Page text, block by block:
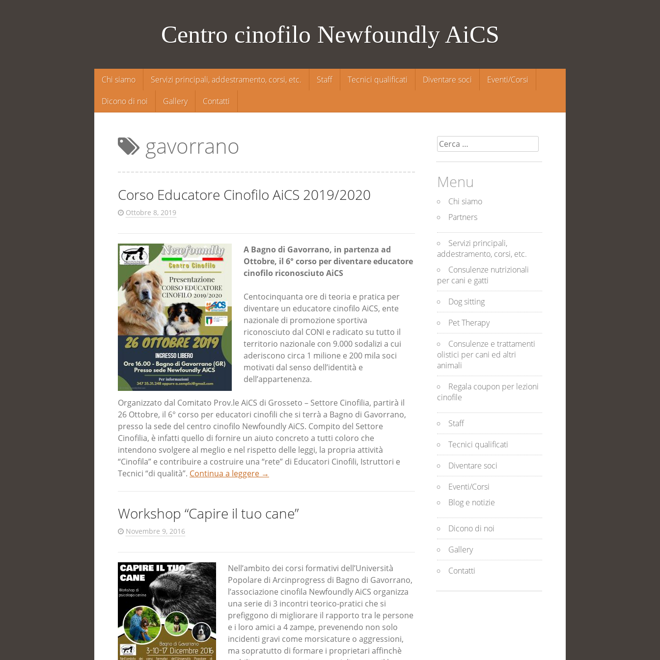
Centro cinofilo Newfoundly AiCS
Salta
contenuto
Chi siamo Servizi principali, addestramento, corsi, etc. Staff Tecnici qualificati Diventare soci
Eventi/Corsi
Dicono di noi
Gallery Contatti
gavorrano
Corso Educatore Cinofilo AiCS 2019/2020
Ottobre 8, 2019
A Bagno di Gavorrano, in partenza ad
Ottobre, il 6° corso per diventare educatore
cinofilo riconosciuto AiCS
Centocinquanta ore di teoria e pratica per
diventare un educatore cinofilo AiCS, ente
nazionale di promozione sportiva
riconosciuto dal CONI e radicato su tutto il
territorio nazionale con 9.000 sodalizi a cui
aderiscono circa 1 milione e 200 mila soci
motivati dal senso dell’identità e
dell’appartenenza.
Organizzato dal Comitato Prov.le AiCS di Grosseto – Settore Cinofilia, partirà il
26 Ottobre, il 6° corso per educatori cinofili che si terrà a Bagno di Gavorrano,
presso la sede del centro cinofilo Newfoundly AiCS. Compito del Settore
Cinofilia, è infatti quello di fornire un aiuto concreto a tutti coloro che
intendono svolgere al meglio e nel rispetto delle leggi, la propria attività
“Cinofila” e contribuire a costruire una “rete” di Educatori Cinofili, Istruttori e
Tecnici “di qualità”. Continua a leggere →
Workshop “Capire il tuo cane”
Novembre 9, 2016
Nell’ambito dei corsi formativi dell’Università
Popolare di Arcinprogress di Bagno di Gavorrano,
l’associazione cinofila Newfoundly AiCS organizza
una serie di 3 incontri teorico-pratici che si
prefiggono di migliorare il rapporto tra le persone
e i loro amici a 4 zampe, prevenendo non solo
incidenti gravi come morsicature o aggressioni,
ma sopratutto di formare i proprietari affinchè
Ricerca
per:
Menu
Chi siamo
Partners
Servizi principali,
addestramento, corsi, etc.
Consulenze nutrizionali
per cani e gatti
Dog sitting
Pet Therapy
Consulenze e trattamenti
olistici per cani ed altri
animali
Regala coupon per lezioni
cinofile
Staff
Tecnici qualificati
Diventare soci
Eventi/Corsi
Blog e notizie
Dicono di noi
Gallery
Contatti